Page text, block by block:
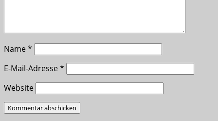
Name*
E-Mail-Adresse*
Website